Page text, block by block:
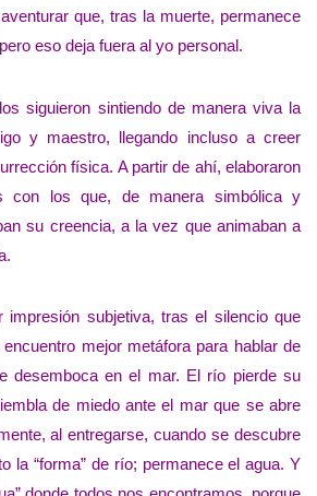
que, tras la muerte, permanece
eso deja fuera al yo personal.
siguieron sintiendo de manera viva la
y maestro, llegando incluso a creer
física. A partir de ahí, elaboraron
con los que, de manera simbólica y
su creencia, a la vez que animaban a
impresión subjetiva, tras el silencio que
mejor metáfora para hablar de
desemboca en el mar. El río pierde su
de miedo ante el mar que se abre
al entregarse, cuando se descubre
la “forma” de río; permanece el agua. Y